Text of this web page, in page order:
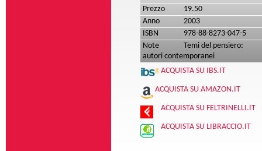
Prezzo
19.50
Anno
2003
ISBN
978-88-8273-047-5
Note
Temi del pensiero:
autori contemporanei
ACQUISTA SU IBS.IT
ACQUISTA SU AMAZON.IT
ACQUISTA SU FELTRINELLI.IT
ACQUISTA SU LIBRACCIO.IT